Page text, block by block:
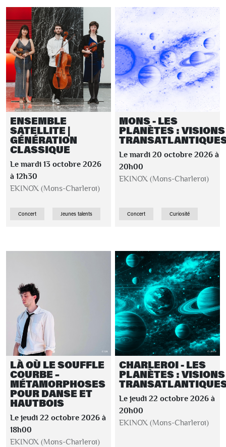
ENSEMBLE
SATELLITE |
GÉNÉRATION
CLASSIQUE
Le mardi 13 octobre 2026
à 12h30
EKINOX (Mons-Charleroi)
Concert Jeunes talents
MONS - LES
PLANÈTES : VISIONS
Le mardi 20 octobre 2026 à
20h00
EKINOX (Mons-Charleroi)
Concert Curiosité
LÀ OÙ LE SOUFFLE
COURBE –
MÉTAMORPHOSES
POUR DANSE ET
HAUTBOIS
Le jeudi 22 octobre 2026 à
18h00
EKINOX (Mons-Charleroi)
CHARLEROI - LES
PLANÈTES : VISIONS
Le jeudi 22 octobre 2026 à
20h00
EKINOX (Mons-Charleroi)